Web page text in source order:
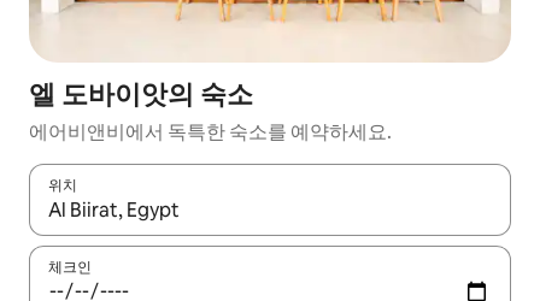
엘 도바이앗의 숙소
에어비앤비에서 독특한 숙소를 예약하세요.
위치
결과가 나오면 위·아래 화살표 키를 사용하거나 터치 또는 스와이
체크인